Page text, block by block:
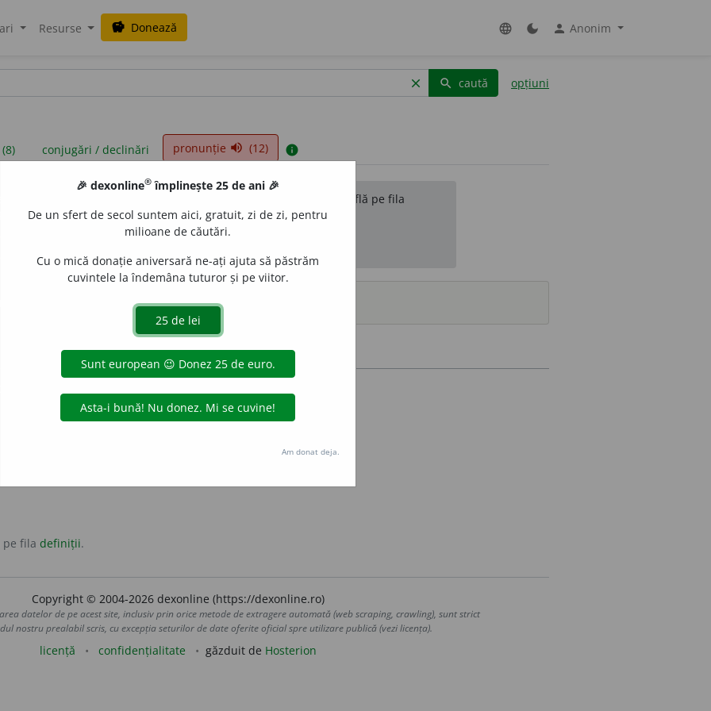
Resurse savings Donează language dark_mode person Anonim
clear search caută opțiuni
conjugări / declinări pronunție volume_up (12) info
sunt compilate de echipa dexonline. Definițiile originale se află pe fila
reordona filele pe pagina depreferințe.
surse
pe fila definiții.
Copyright © 2004-2026 dexonline (https://dexonline.ro)
datelor de pe acest site, inclusiv prin orice metode de extragere automată (web scraping, crawling), sunt strict
nostru prealabil scris, cu excepția seturilor de date oferite oficial spre utilizare publică (vezi licența).
licență confidențialitate găzduit de Hosterion
🎉 dexonline® împlinește 25 de ani 🎉
De un sfert de secol suntem aici, gratuit, zi de zi, pentru
milioane de căutări.
Cu o mică donație aniversară ne-ați ajuta să păstrăm
cuvintele la îndemâna tuturor și pe viitor.
Am donat deja.